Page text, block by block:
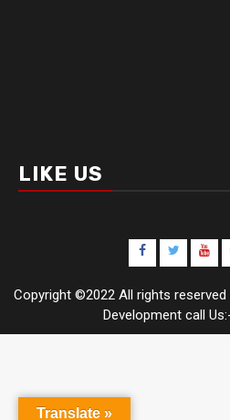
LIKE US
Facebook
Twitter
Copyright ©2022 All rights reserved
Development call
Translate »